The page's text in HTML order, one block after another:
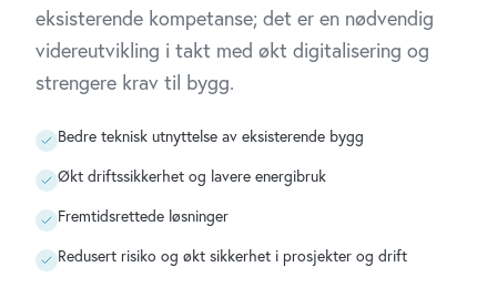
eksisterende kompetanse; det er en nødvendig
videreutvikling i takt med økt digitalisering og
strengere krav til bygg.
Bedre teknisk utnyttelse av eksisterende bygg
Økt driftssikkerhet og lavere energibruk
Fremtidsrettede løsninger
Redusert risiko og økt sikkerhet i prosjekter og drift